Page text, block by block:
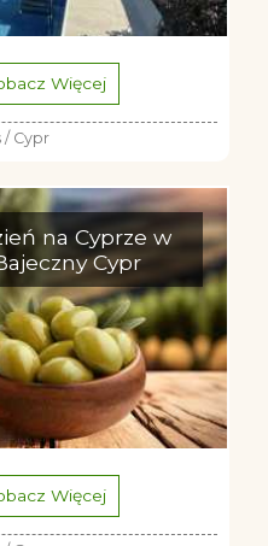
więcej
Więcej
/ Cypr
na Cyprze w
Cypr
Więcej